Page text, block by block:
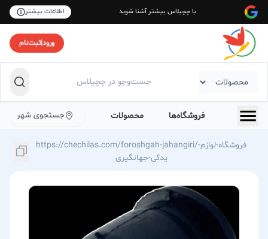
با چچیلاس بیشتر آشنا شوید اطلاعات بیشتر
ورود|ثبت‌نام
فروشگاه‌ها محصولات جستجوی شهر
https://chechilas.com/foroshgah-jahangiri/فروشگاه-لوازم-
یدکی-جهانگیری